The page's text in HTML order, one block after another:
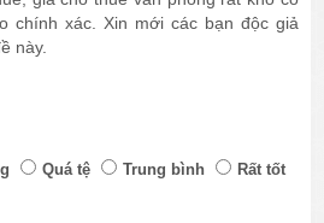
chính xác. Xin mới các bạn độc giả
này.
Quá tệ Trung bình
Rất tốt